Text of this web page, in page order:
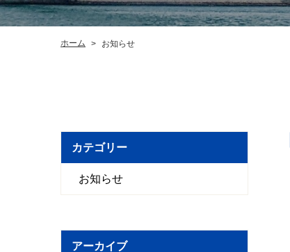
ホーム > お知らせ
カテゴリー
お知らせ
アーカイブ